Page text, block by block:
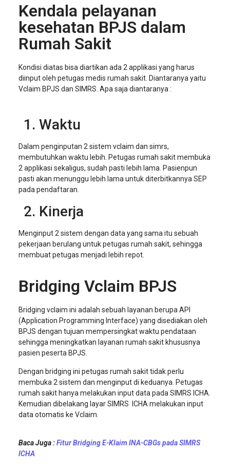
Kendala pelayanan
kesehatan BPJS dalam
Rumah Sakit
Kondisi diatas bisa diartikan ada 2 applikasi yang harus
diinput oleh petugas medis rumah sakit. Diantaranya yaitu
Vclaim BPJS dan SIMRS. Apa saja diantaranya :
Waktu
Dalam penginputan 2 sistem vclaim dan simrs,
membutuhkan waktu lebih. Petugas rumah sakit membuka
2 applikasi sekaligus, sudah pasti lebih lama. Pasienpun
pasti akan menunggu lebih lama untuk diterbitkannya SEP
pada pendaftaran.
Kinerja
Menginput 2 sistem dengan data yang sama itu sebuah
pekerjaan berulang untuk petugas rumah sakit, sehingga
membuat petugas menjadi lebih repot.
Bridging Vclaim BPJS
Bridging vclaim ini adalah sebuah layanan berupa API
(Application Programming Interface) yang disediakan oleh
BPJS dengan tujuan mempersingkat waktu pendataan
sehingga meningkatkan layanan rumah sakit khususnya
pasien peserta BPJS.
Dengan bridging ini petugas rumah sakit tidak perlu
membuka 2 sistem dan menginput di keduanya. Petugas
rumah sakit hanya melakukan input data pada SIMRS ICHA.
Kemudian dibelakang layar SIMRS ICHA melakukan input
data otomatis ke Vclaim.
Baca Juga :Fitur Bridging E-Klaim INA-CBGs pada SIMRS
ICHA